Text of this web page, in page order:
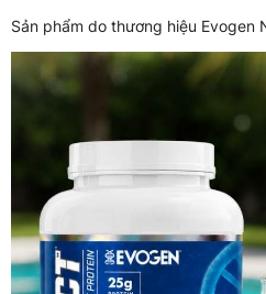
Sản phẩm do thương hiệu Evogen